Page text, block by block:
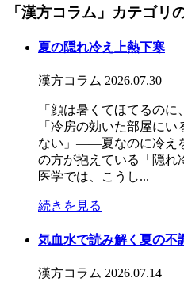
「漢方コラム」カテゴリ
夏の隠れ冷え上熱下寒
漢方コラム 2026.07.30
「顔は暑くてほてるのに
「冷房の効いた部屋に
ない」――夏なのに冷え
の方が抱えている「隠れ
医学では、こうし...
続きを見る
気血水で読み解く夏の不
漢方コラム 2026.07.14